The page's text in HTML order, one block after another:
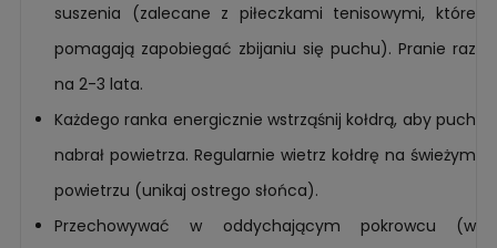
suszenia (zalecane z piłeczkami tenisowymi, które
pomagają zapobiegać zbijaniu się puchu). Pranie raz
na 2-3 lata.
Każdego ranka energicznie wstrząśnij kołdrą, aby puch
nabrał powietrza. Regularnie wietrz kołdrę na świeżym
powietrzu (unikaj ostrego słońca).
Przechowywać w oddychającym pokrowcu (w